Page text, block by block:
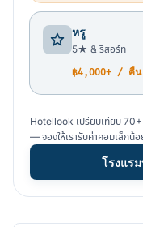
หรู
5★ & รีสอร์ท
฿4,000+ / คืน
Hotellook เปรียบเทียบ
— จองให้เรารับค่าคอมเล็กน้อ
โรงแร